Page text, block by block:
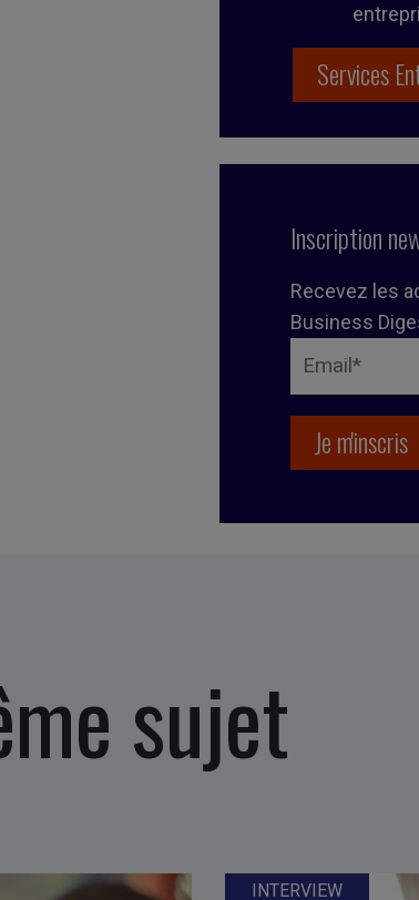
Services
Inscription
Recevez les
Business
sujet
INTERVIEW